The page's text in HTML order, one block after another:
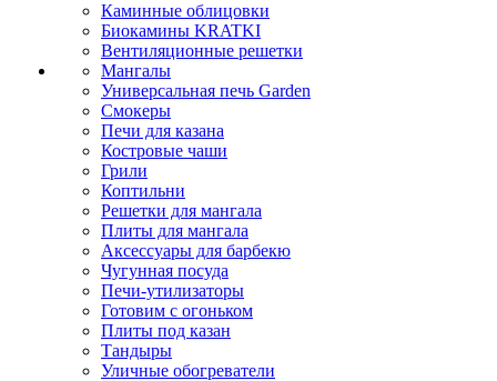
Каминные облицовки
Биокамины KRATKI
Вентиляционные решетки
Мангалы
Универсальная печь Garden
Смокеры
Печи для казана
Костровые чаши
Грили
Коптильни
Решетки для мангала
Плиты для мангала
Аксессуары для барбекю
Чугунная посуда
Печи-утилизаторы
Готовим с огоньком
Плиты под казан
Тандыры
Уличные обогреватели